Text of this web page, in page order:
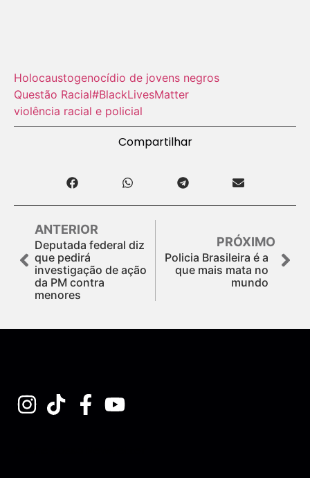
Holocausto‬genocídio de jovens negros
Questão Racial#BlackLivesMatter
violência racial e policial
Compartilhar
ANTERIOR
Deputada federal diz
que pedirá
investigação de ação
da PM contra
menores
PRÓXIMO
Policia Brasileira é a
que mais mata no
mundo